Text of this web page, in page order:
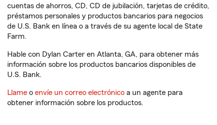
cuentas de ahorros, CD, CD de jubilación, tarjetas de crédito,
préstamos personales y productos bancarios para negocios
de U.S. Bank en línea o a través de su agente local de State
Farm.
Hable con Dylan Carter en Atlanta, GA, para obtener más
información sobre los productos bancarios disponibles de
U.S. Bank.
Llame o envíe un correo electrónico a un agente para
obtener información sobre los productos.